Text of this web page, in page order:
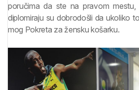
poručima da ste na pravom
diplomiraju su dobrodošli da ukoliko
mog Pokreta za žensku košarku.